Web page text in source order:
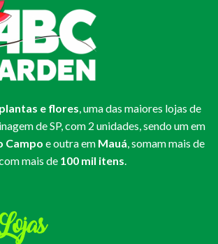
e flores, uma das maiores lojas de
de SP, com 2 unidades, sendo um em
Campo e outra em Mauá, somam mais de
mais de 100 mil itens.